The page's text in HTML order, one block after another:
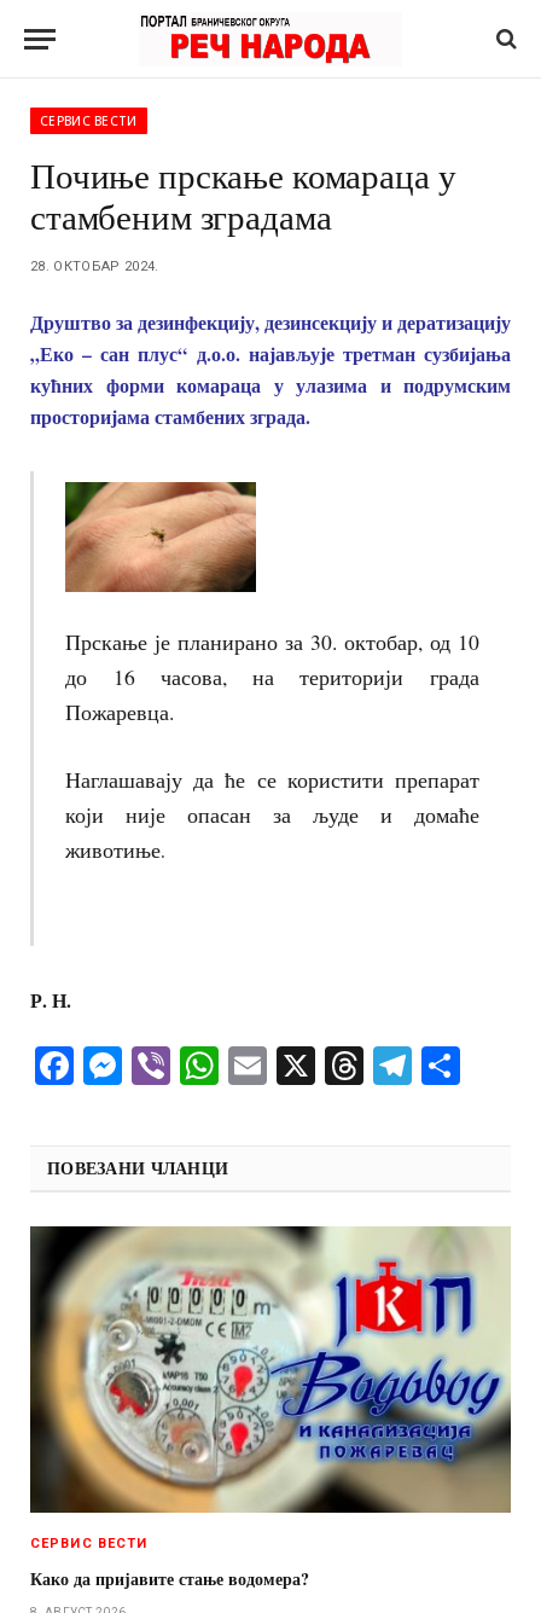
СЕРВИС ВЕСТИ
Почиње прскање комараца у
стамбеним зградама
28. ОКТОБАР 2024.
Друштво за дезинфекцију, дезинсекцију и дератизацију
„Еко – сан плус“ д.о.о. најављује третман сузбијања
кућних форми комараца у улазима и подрумским
просторијама стамбених зграда.
Прскање је планирано за 30. октобар, од 10
до 16 часова, на територији града
Пожаревца.
Наглашавају да ће се користити препарат
који није опасан за људе и домаће
животиње.
Р. Н.
Facebook
Messenger
ViberWhatsApp
Email
X Threads
ПОВЕЗАНИ ЧЛАНЦИ
СЕРВИС ВЕСТИ
Како да пријавите стање водомера?